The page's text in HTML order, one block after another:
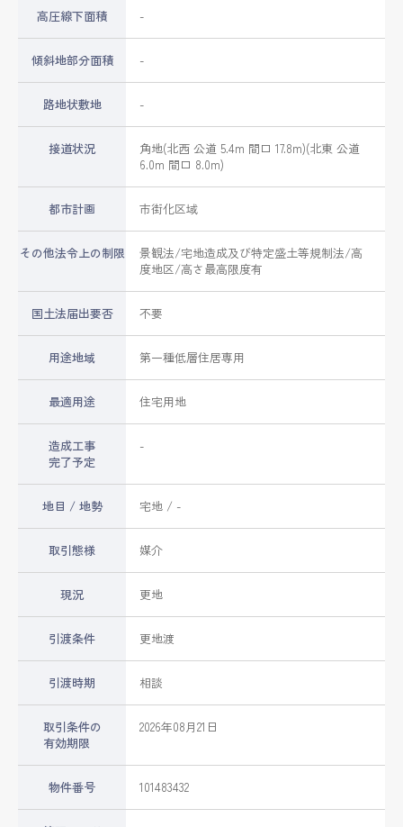
高圧線下面積 -
傾斜地部分面積 -
路地状敷地 -
接道状況
角地(北西 公道 5.4m 間口 17.8m)(北東 公道
6.0m 間口 8.0m)
都市計画 市街化区域
その他法令上の制限
景観法/宅地造成及び特定盛土等規制法/高
度地区/高さ最高限度有
国土法届出要否 不要
用途地域 第一種低層住居専用
最適用途 住宅用地
造成工事
完了予定
-
地目 / 地勢 宅地 / -
取引態様 媒介
現況 更地
引渡条件 更地渡
引渡時期 相談
取引条件の
有効期限
2026年08月21日
物件番号 101483432